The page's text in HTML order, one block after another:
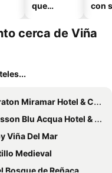
que
mascotas
con
cerca de Viña
Miramar Hotel & Convention Center
Blu Acqua Hotel & Spa Concon
Viña Del Mar
Medieval
Bosque de Reñaca